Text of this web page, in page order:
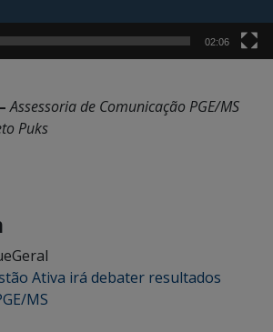
02:06
Assessoria de Comunicação PGE/MS
Puks
Geral
Ativa irá debater resultados
MS